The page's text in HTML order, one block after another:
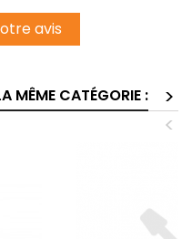
avis
MÊME CATÉGORIE :
>
<